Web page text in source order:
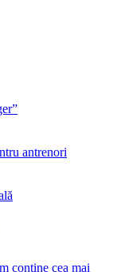
antrenori
conține cea mai